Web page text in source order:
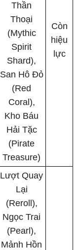
Thần
Thoại
(Mythic
Spirit
Shard),
San Hô Đỏ
(Red
Coral),
Kho Báu
Hải Tặc
(Pirate
Treasure)
Còn
hiệu
lực
Lượt Quay
Lại
(Reroll),
Ngọc Trai
(Pearl),
Mảnh Hồn